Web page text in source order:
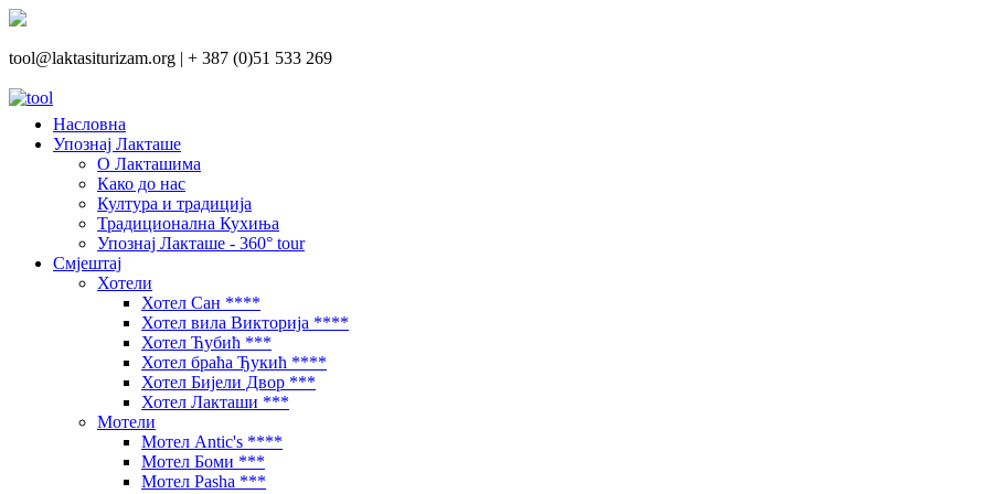
tool@laktasiturizam.org | + 387 (0)51 533 269
Насловна
Упознај Лакташе
О Лакташима
Како до нас
Култура и традиција
Традиционална Кухиња
Упознај Лакташе - 360° tour
Смјештај
Хотели
Хотел Сан ****
Хотел вила Викторија ****
Хотел Ћубић ***
Хотел браћа Ђукић ****
Хотел Бијели Двор ***
Хотел Лакташи ***
Мотели
Мотел Antic's ****
Мотел Боми ***
Мотел Pasha ***